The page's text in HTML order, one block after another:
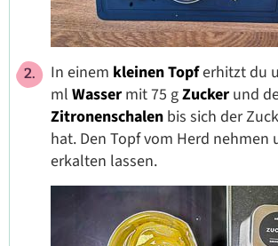
In einem kleinen Topferhitzt du
ml Wasser mit 75 gZucker und
Zitronenschalen bis sich der
hat. Den Topf vom Herd nehmen
erkalten lassen.